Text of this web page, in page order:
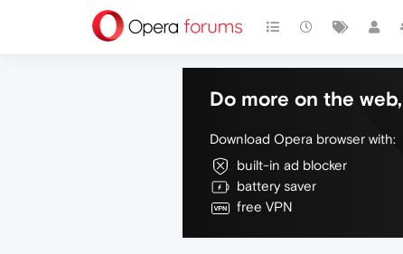
Do more on the
Download Opera browser with:
built-in ad blocker
battery saver
free VPN